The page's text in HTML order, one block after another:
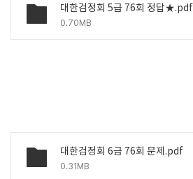
대한검정회 5급 76회 정답★.pdf
0.70MB
대한검정회 6급 76회 문제.pdf
0.31MB